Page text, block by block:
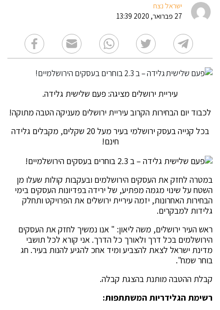
ישראל נצח
27 פברואר, 2020 13:39
עיריית ירושלים מציגה: פעם שלישית גלידה.
לכבוד יום הבחירות הקרוב עיריית ירושלים מעניקה הטבה מתוקה!
בכל קנייה בעסק ירושלמי בעיר מעל 20 שקלים, מקבלים גלידה
חינם!
במטרה לחזק את העסקים הירושלמים ובעקבות קולות שעלו מן
השטח על שינוי מגמה מפתיע, של ירידה בפדיונות העסקים בימי
הבחירות האחרונות, יזמה עיריית ירושלים את הפרויקט ותחלק
גלידות למבקרים.
ראש העיר ירושלים, משה ליאון: " אנו נמשיך לחזק את העסקים
הירושלמים בכל דרך ולאורך כל הדרך. אני קורא לכל תושבי
מדינת ישראל לצאת להצביע ומיד אחכ להגיע להנות בעיר. חג
בוחר שמח".
קבלת ההטבה מותנת בהצגת קבלה.
רשימת הגלידריות המשתתפות: